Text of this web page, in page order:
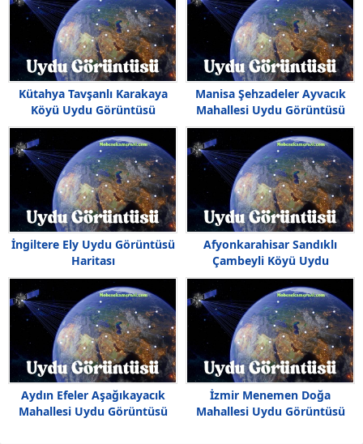
Kütahya Tavşanlı Karakaya
Köyü Uydu Görüntüsü
Manisa Şehzadeler Ayvacık
Mahallesi Uydu Görüntüsü
İngiltere Ely Uydu Görüntüsü
Haritası
Afyonkarahisar Sandıklı
Çambeyli Köyü Uydu
Görüntüsü
Aydın Efeler Aşağıkayacık
Mahallesi Uydu Görüntüsü
İzmir Menemen Doğa
Mahallesi Uydu Görüntüsü